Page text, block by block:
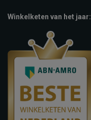
Winkelketen van het jaar: